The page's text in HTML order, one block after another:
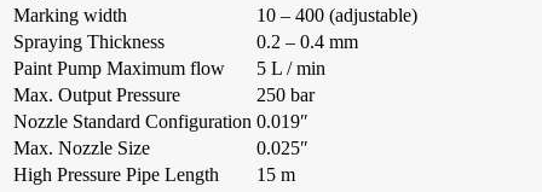
Marking width
10 – 400 (adjustable)
Spraying Thickness
0.2 – 0.4 mm
Paint Pump Maximum flow
5 L / min
Max. Output Pressure
250 bar
Nozzle Standard Configuration 0.019″
Max. Nozzle Size
0.025″
High Pressure Pipe Length
15 m